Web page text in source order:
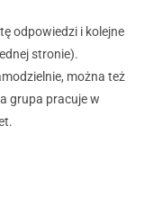
odpowiedzi i kolejne
stronie).
można też
grupa pracuje w